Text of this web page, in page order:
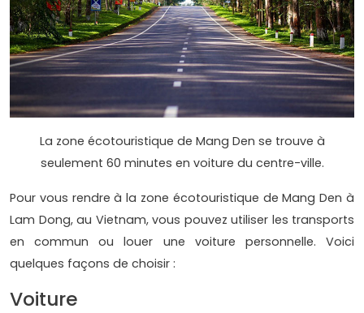
La zone écotouristique de Mang Den se trouve à
seulement 60 minutes en voiture du centre-ville.
Pour vous rendre à la zone écotouristique de Mang Den à
Lam Dong, au Vietnam, vous pouvez utiliser les transports
en commun ou louer une voiture personnelle. Voici
quelques façons de choisir :
Voiture